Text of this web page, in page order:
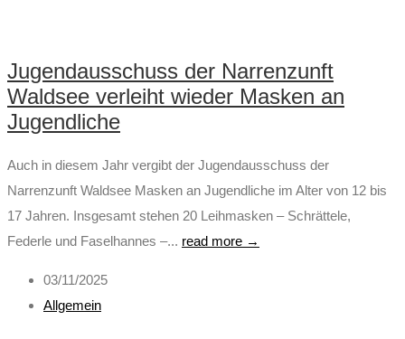
Jugendausschuss der Narrenzunft
Waldsee verleiht wieder Masken an
Jugendliche
Auch in diesem Jahr vergibt der Jugendausschuss der
Narrenzunft Waldsee Masken an Jugendliche im Alter von 12 bis
17 Jahren. Insgesamt stehen 20 Leihmasken – Schrättele,
Federle und Faselhannes –... read more →
03/11/2025
Allgemein